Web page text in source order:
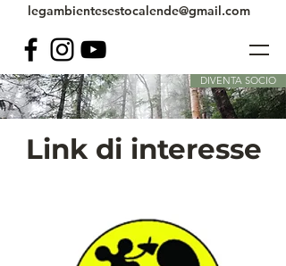
DIVENTA SOCIO
legambientesestocalende@gmail.com
Link di interesse